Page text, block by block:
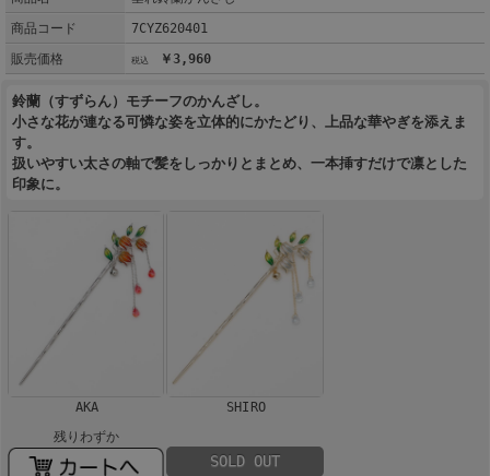
商品コード
7CYZ620401
販売価格
￥3,960
鈴蘭（すずらん）モチーフのかんざし。
小さな花が連なる可憐な姿を立体的にかたどり、上品な華やぎを添えま
す。
扱いやすい太さの軸で髪をしっかりとまとめ、一本挿すだけで凛とした
印象に。
AKA
残りわずか
SHIRO
SOLD OUT